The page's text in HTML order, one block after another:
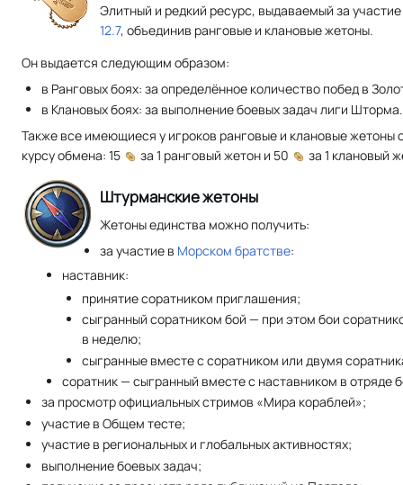
Элитный и редкий ресурс, выдаваемый за
12.7, объединив ранговые и клановые жетоны.
Он выдается следующим образом:
в Ранговых боях: за определённое количество побед в
в Клановых боях: за выполнение боевых задач лиги Шторма.
Также все имеющиеся у игроков ранговые и клановые жетоны
курсу обмена: 15
за 1 ранговый жетон и 50 за 1 клановый
Штурманские жетоны
Жетоны единства можно получить:
за участие в Морском братстве:
наставник:
принятие соратником приглашения;
сыгранный соратником бой — при этом бои
в неделю;
сыгранные вместе с соратником или двумя
соратник — сыгранный вместе с наставником в отряде
за просмотр официальных стримов «Мира кораблей»;
участие в Общем тесте;
участие в региональных и глобальных активностях;
выполнение боевых задач;